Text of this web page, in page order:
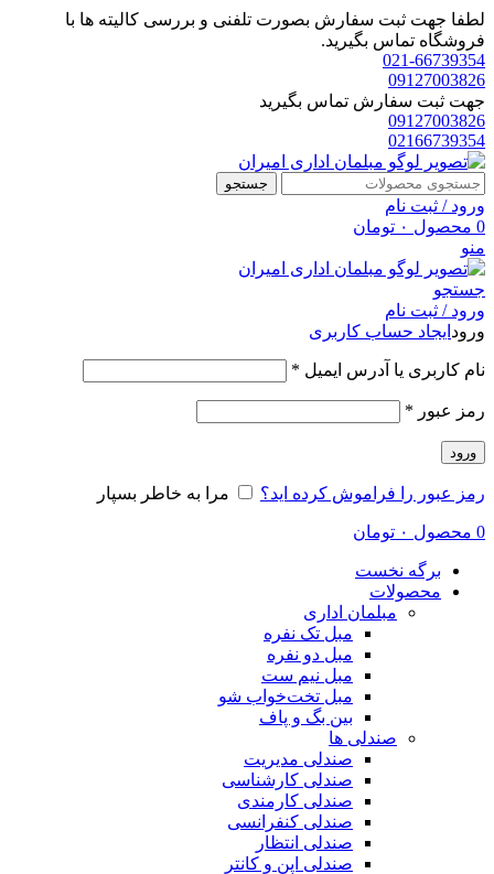
لطفا جهت ثبت سفارش بصورت تلفنی و بررسی کالیته ها با
فروشگاه تماس بگیرید.
021-66739354
09127003826
جهت ثبت سفارش تماس بگیرید
09127003826
02166739354
جستجو
ورود / ثبت نام
0 محصول ۰ تومان
منو
جستجو
ورود / ثبت نام
ورود ایجاد حساب کاربری
نام کاربری یا آدرس ایمیل *
رمز عبور *
ورود
رمز عبور را فراموش کرده اید؟ مرا به خاطر بسپار
0 محصول ۰ تومان
برگه نخست
محصولات
مبلمان اداری
مبل تک نفره
مبل دو نفره
مبل نیم ست
مبل تخت‌خواب شو
بین بگ و پاف
صندلی ها
صندلی مدیریت
صندلی کارشناسی
صندلی کارمندی
صندلی کنفرانسی
صندلی انتظار
صندلی اپن و کانتر